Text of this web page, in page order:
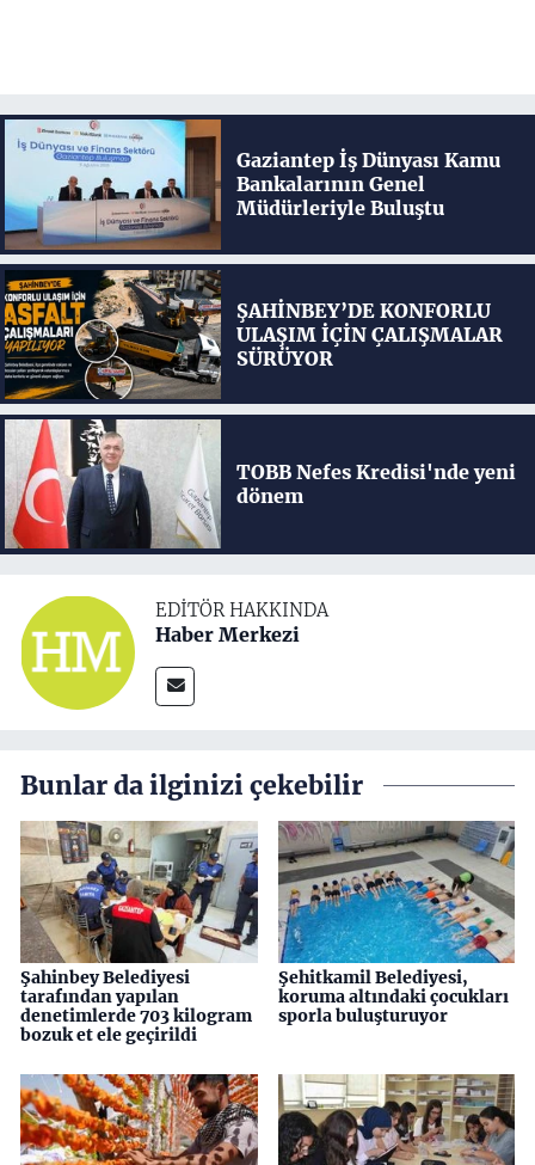
Gaziantep İş Dünyası Kamu
Bankalarının Genel
Müdürleriyle Buluştu
ŞAHİNBEY’DE KONFORLU
ULAŞIM İÇİN ÇALIŞMALAR
SÜRÜYOR
TOBB Nefes Kredisi'nde yeni
dönem
EDITÖR HAKKINDA
Haber Merkezi
Bunlar da ilginizi çekebilir
Şahinbey Belediyesi
tarafından yapılan
denetimlerde 703 kilogram
bozuk et ele geçirildi
Şehitkamil Belediyesi,
koruma altındaki çocukları
sporla buluşturuyor